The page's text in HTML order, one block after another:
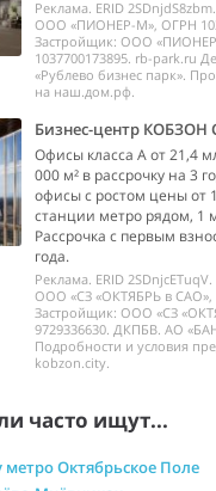
Реклама. ERID
ООО «ПИОНЕР-М», ОГРН
Застройщик: ООО
1037700173895. rb-park.ru
«Рублево бизнес парк».
на наш.дом.рф.
Бизнес-центр КОБЗОН
Офисы класса А от 21,4
000 м² в рассрочку на 3
офисы с ростом цены от
станции метро рядом, 1
Рассрочка с первым
года.
Реклама. ERID
ООО «СЗ «ОКТЯБРЬ в САО»,
Застройщик: ООО «СЗ
9729336630. ДКПБВ. АО
Подробности и условия
kobzon.city.
часто ищут...
метро Октябрьское Поле